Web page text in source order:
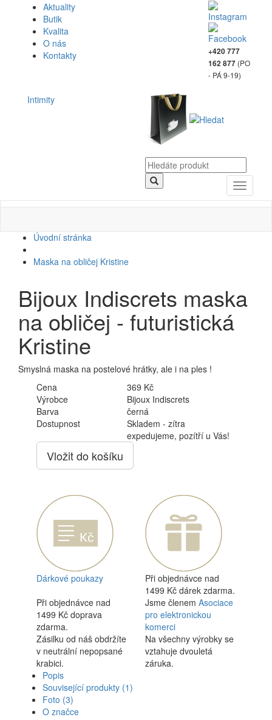
Aktuality
Butik
Kvalita
O nás
Kontakty
+420 777
162 877 (PO
- PÁ 9-19)
Intimity
Toggle
Úvodní stránka
Maska na obličej Kristine
Bijoux Indiscrets maska
na obličej - futuristická
Kristine
Smyslná maska na postelové hrátky, ale i na ples !
Cena
369 Kč
Výrobce
Bijoux Indiscrets
Barva
černá
Dostupnost
Skladem - zítra
expedujeme, pozítří u Vás!
Vložit do košíku
Dárkové poukazy
Při objednávce nad
1499 Kč dárek zdarma.
Při objednávce nad
1499 Kč doprava
zdarma.
Jsme členem Asociace
pro elektronickou
komerci
Zásilku od náš obdržíte
v neutrální nepopsané
krabici.
Na všechny výrobky se
vztahuje dvouletá
záruka.
Popis
Související produkty (1)
Foto (3)
O značce